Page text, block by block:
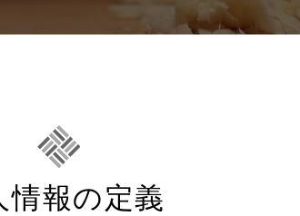
情報の定義